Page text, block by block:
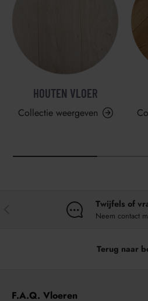
HOUTEN VLOER
Collectie weergeven
Twijfels of
Neem contact
Terug naar
F.A.Q. Vloeren